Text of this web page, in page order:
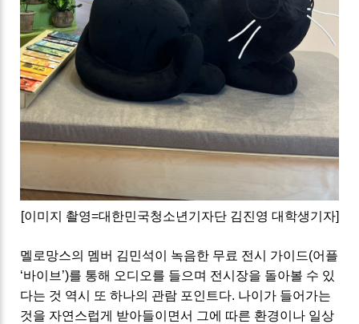
[이미지 촬영=대한민국청소년기자단 김진영 대학생기자]
멜로망스의 멤버 김민석이 녹음한 무료 전시 가이드(어플
‘바이브 ’)를 통해 오디오를 들으며 전시장을 돌아볼 수 있
다는 것 역시 또 하나의 관람 포인트다. 나이가 들어가는
것을 자연스럽게 받아들이면서 그에 따른 환경이나 일상